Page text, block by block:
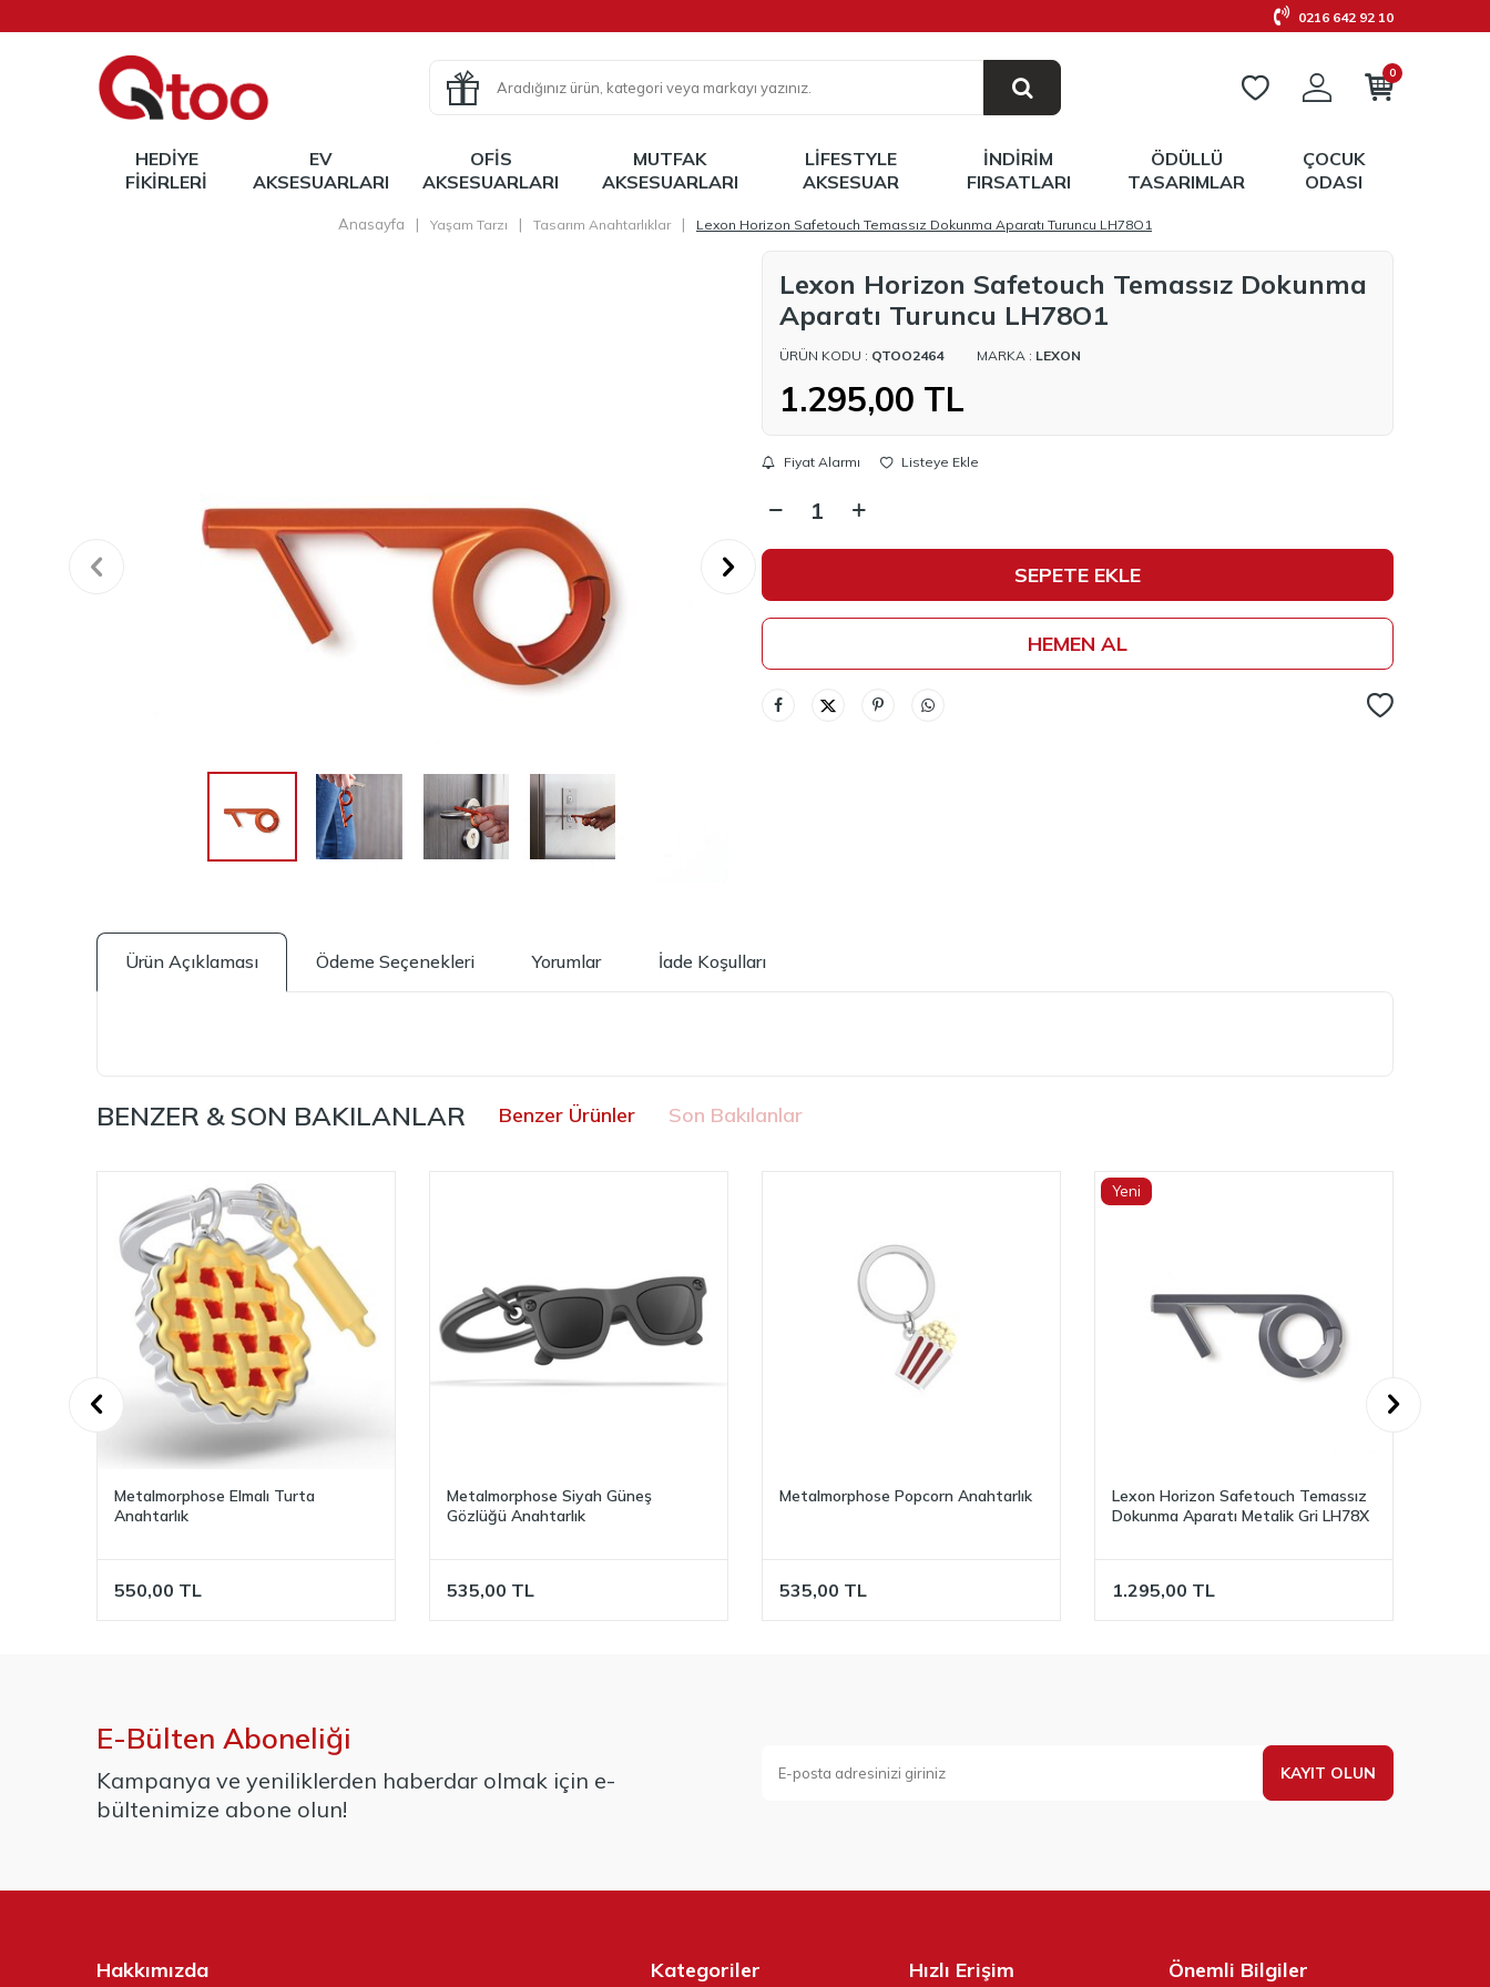
0216 642 92 10
0
HEDIYE
FIKIRLERI
EV
AKSESUARLARI
OFIS
AKSESUARLARI
MUTFAK
AKSESUARLARI
LIFESTYLE
AKSESUAR
İNDIRIM
FIRSATLARI
ÖDÜLLÜ
TASARIMLAR
ÇOCUK
ODASI
Anasayfa | Yaşam Tarzı | Tasarım Anahtarlıklar | Lexon Horizon Safetouch Temassız Dokunma Aparatı Turuncu LH78O1
Lexon Horizon Safetouch Temassız Dokunma
Aparatı Turuncu LH78O1
ÜRÜN KODU : QTOO2464 MARKA : LEXON
1.295,00 TL
Fiyat Alarmı Listeye Ekle
SEPETE EKLE
HEMEN AL
Ürün Açıklaması Ödeme Seçenekleri Yorumlar İade Koşulları
BENZER & SON BAKILANLAR Benzer Ürünler Son Bakılanlar
Metalmorphose Elmalı Turta
Anahtarlık
550,00 TL
Metalmorphose Siyah Güneş
Gözlüğü Anahtarlık
535,00 TL
Metalmorphose Popcorn Anahtarlık
535,00 TL
Yeni
Lexon Horizon Safetouch Temassız
Dokunma Aparatı Metalik Gri LH78X
1.295,00 TL
E-Bülten Aboneliği
Kampanya ve yeniliklerden haberdar olmak için e-
bültenimize abone olun!
KAYIT OLUN
Hakkımızda Kategoriler Hızlı Erişim Önemli Bilgiler